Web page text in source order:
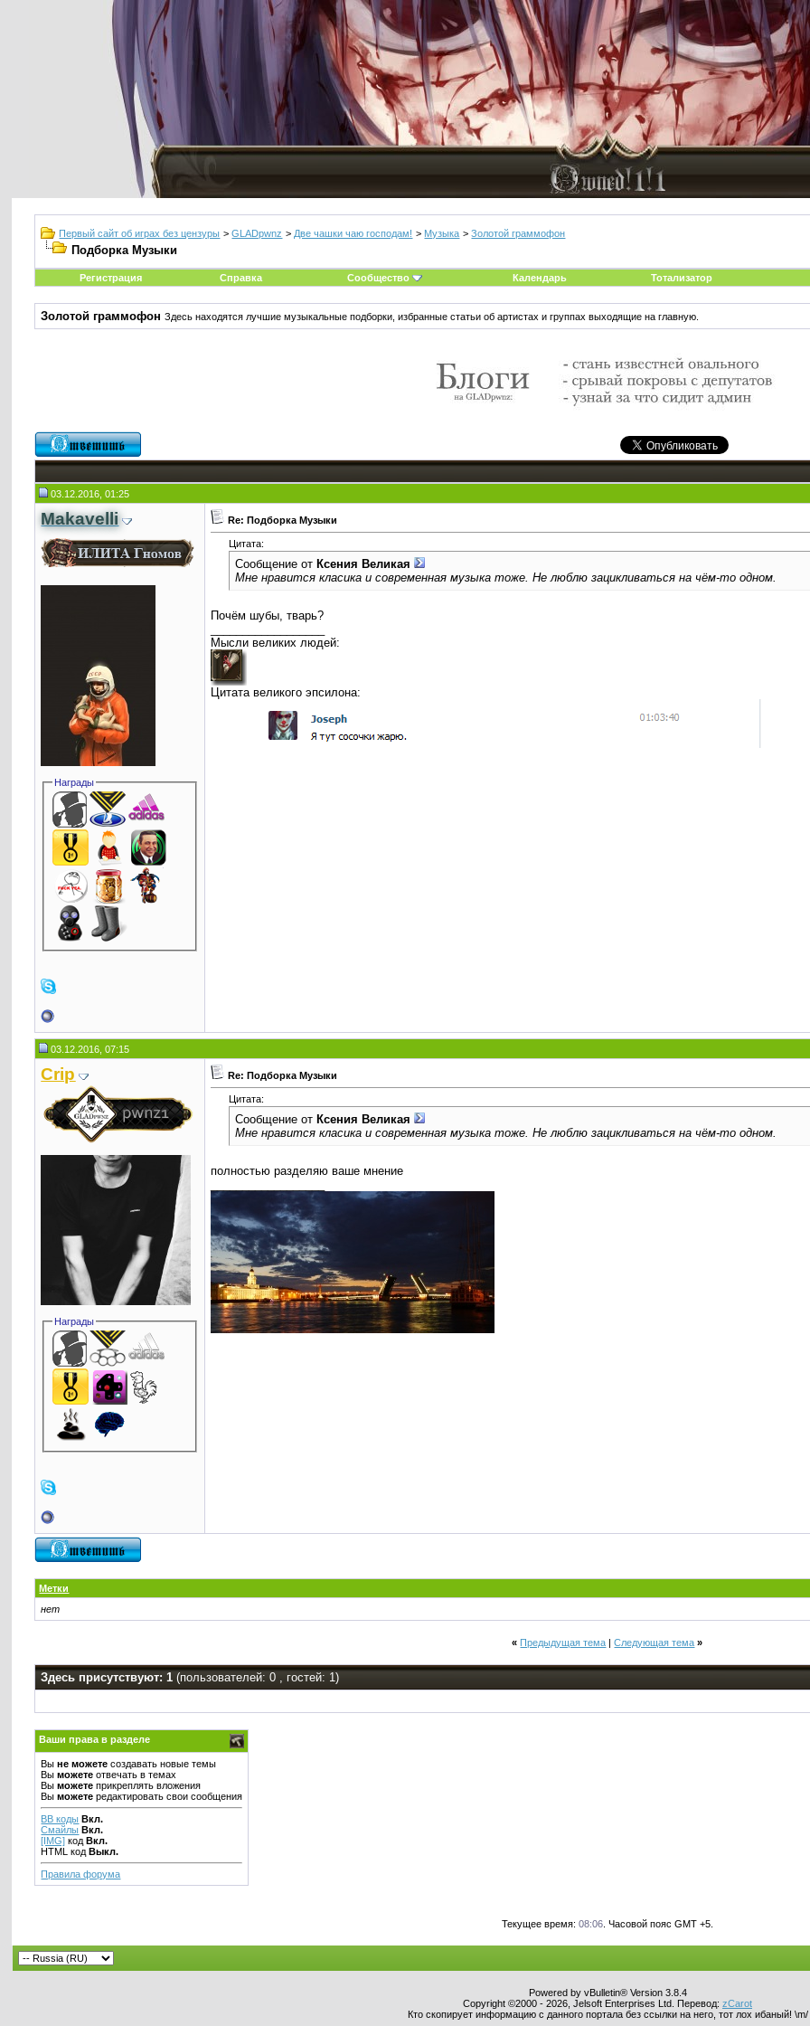
Первый сайт об играх без цензуры >GLADpwnz > Две чашки чаю господам! > Музыка >Золотой граммофон
Подборка Музыки
Регистрация Справка Сообщество Календарь Тотализатор
Золотой граммофон Здесь находятся лучшие музыкальные подборки, избранные статьи об артистах и группах выходящие на главную.
03.12.2016, 01:25
Makavelli
Награды
Re: Подборка Музыки
Цитата:
Сообщение от Ксения Великая
Мне нравится класика и современная музыка тоже. Не люблю зацикливаться на чём-то одном.
Почём шубы, тварь?
Мысли великих людей:
Цитата великого эпсилона:
03.12.2016, 07:15
Crip
Награды
Re: Подборка Музыки
Цитата:
Сообщение от Ксения Великая
Мне нравится класика и современная музыка тоже. Не люблю зацикливаться на чём-то одном.
полностью разделяю ваше мнение
Метки
нет
« Предыдущая тема |Следующая тема »
Здесь присутствуют: 1(пользователей: 0 , гостей: 1)
Ваши права в разделе
Выне можете создавать новые темы
Выможете отвечать в темах
Выможете прикреплять вложения
Выможете редактировать свои сообщения
BB коды Вкл.
Смайлы Вкл.
[IMG] кодВкл.
HTML кодВыкл.
Правила форума
Текущее время: 08:06. Часовой пояс GMT +5.
Powered by vBulletin® Version 3.8.4
Copyright ©2000 - 2026, Jelsoft Enterprises Ltd. Перевод: zCarot
Кто скопирует информацию с данного портала без ссылки на него, тот лох ибаный! \m/